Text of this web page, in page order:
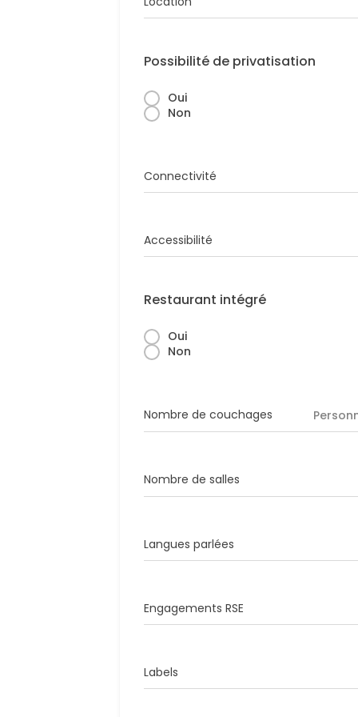
Possibilité de privatisation
Oui
Non
Connectivité
Accessibilité
Restaurant intégré
Oui
Non
Nombre de couchages
Nombre de salles
Langues parlées
Engagements RSE
Labels